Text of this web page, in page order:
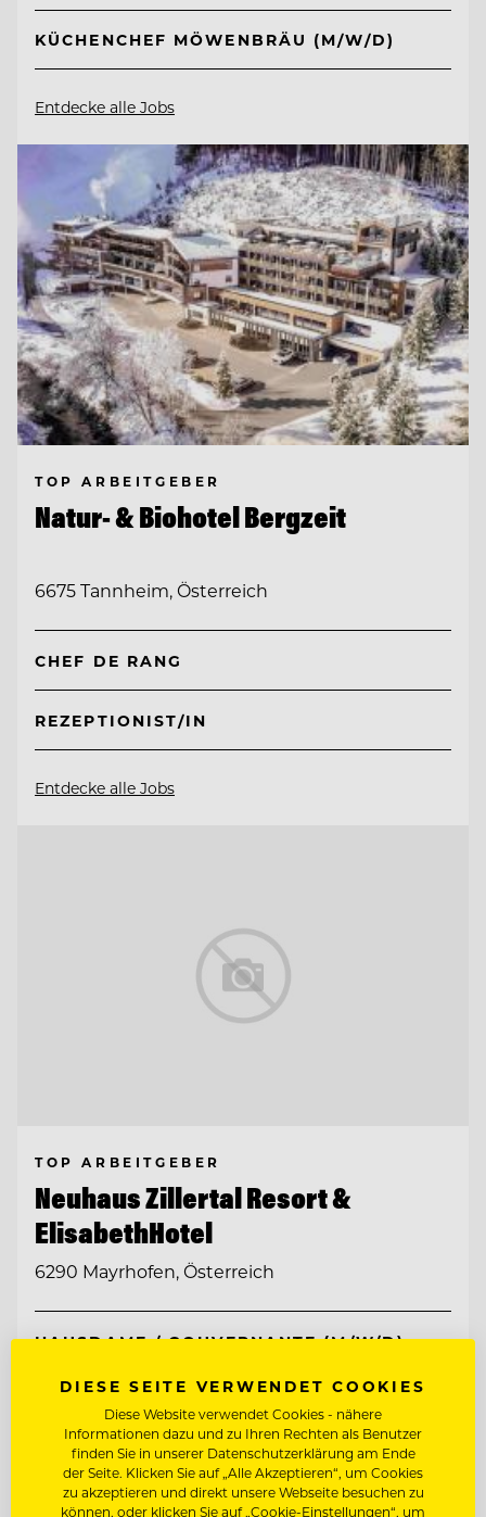
KÜCHENCHEF MÖWENBRÄU (M/W/D)
Entdecke alle Jobs
TOP ARBEITGEBER
Natur- & Biohotel Bergzeit
6675 Tannheim, Österreich
CHEF DE RANG
REZEPTIONIST/IN
Entdecke alle Jobs
TOP ARBEITGEBER
Neuhaus Zillertal Resort &
ElisabethHotel
6290 Mayrhofen, Österreich
HAUSDAME / GOUVERNANTE (M/W/D)
LEITUNG SALES & RESERVIERUNG
(M/D/W)
Entdecke alle Jobs
DIESE SEITE VERWENDET COOKIES
Diese Website verwendet Cookies - nähere
Informationen dazu und zu Ihren Rechten als Benutzer
finden Sie in unserer Datenschutzerklärung am Ende
der Seite. Klicken Sie auf „Alle Akzeptieren“, um Cookies
zu akzeptieren und direkt unsere Webseite besuchen zu
können, oder klicken Sie auf „Cookie-Einstellungen“, um